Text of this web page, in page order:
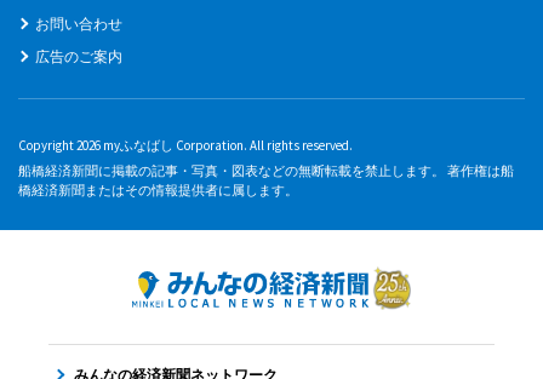
お問い合わせ
広告のご案内
Copyright 2026 myふなばし Corporation. All rights reserved.
船橋経済新聞に掲載の記事・写真・図表などの無断転載を禁止します。 著作権は船
橋経済新聞またはその情報提供者に属します。
みんなの経済新聞ネットワーク